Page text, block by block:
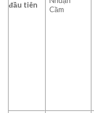
đầu tiên
Cầm